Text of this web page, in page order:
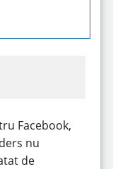
Facebook,
nu
de